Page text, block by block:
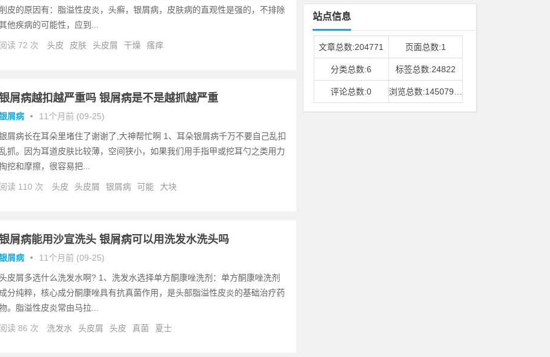
削皮的原因有：脂溢性皮炎，头癣，银屑病，皮肤病的直观性是强的，不排除
他疾病的可能性，应到...
阅读 72 次 头皮 皮肤 头皮屑 干燥 瘙痒
屑病越扣越严重吗 银屑病是不是越抓越严重
屑病 • 11个月前 (09-25)
屑病长在耳朵里堵住了谢谢了,大神帮忙啊 1、耳朵银屑病千万不要自己乱扣
抓。因为耳道皮肤比较薄，空间狭小，如果我们用手指甲或挖耳勺之类用力
挖和摩擦，很容易把...
阅读 110 次 头皮 头皮屑 银屑病 可能 大块
屑病能用沙宣洗头 银屑病可以用洗发水洗头吗
屑病 • 11个月前 (09-25)
皮屑多选什么洗发水啊? 1、洗发水选择单方酮康唑洗剂：单方酮康唑洗剂
成分纯粹，核心成分酮康唑具有抗真菌作用，是头部脂溢性皮炎的基础治疗药
。脂溢性皮炎常由马拉...
阅读 86 次 洗发水 头皮屑 头皮 真菌 夏士
站点信息
文章总数:204771 页面总数:1
分类总数:6 标签总数:24822
评论总数:0